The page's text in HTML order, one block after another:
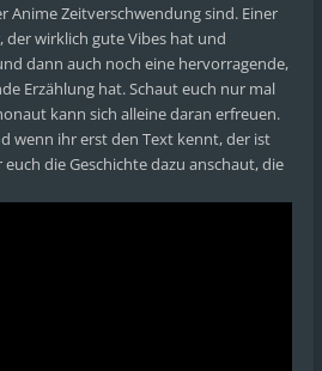
Anime Zeitverschwendung sind. Einer
der wirklich gute Vibes hat und
dann auch noch eine hervorragende,
Erzählung hat. Schaut euch nur mal
kann sich alleine daran erfreuen.
wenn ihr erst den Text kennt, der ist
die Geschichte dazu anschaut, die